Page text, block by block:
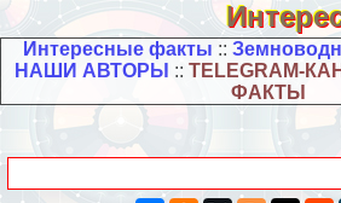
Интересные факты ::
НАШИ АВТОРЫ ::TELEGRAM-
ФАКТЫ